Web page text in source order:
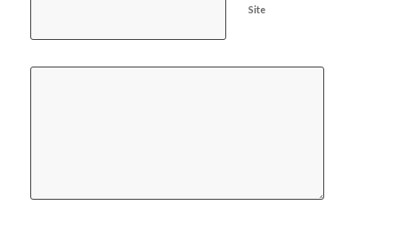
Site